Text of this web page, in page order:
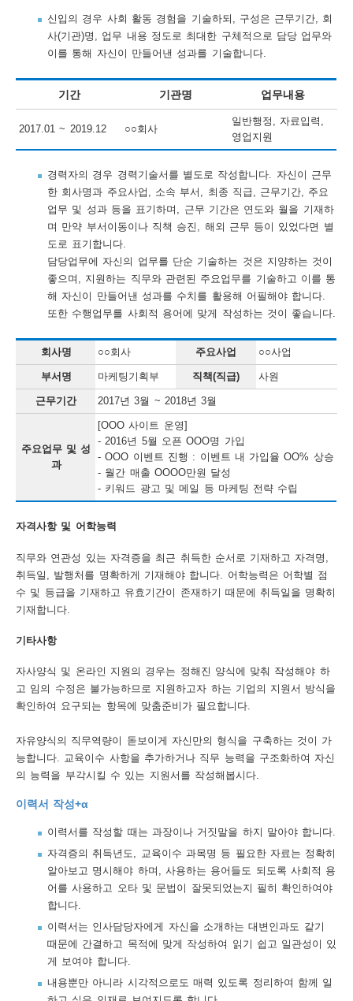
신입의 경우 사회 활동 경험을 기술하되, 구성은 근무기간, 회
사(기관)명, 업무 내용 정도로 최대한 구체적으로 담당 업무와
이를 통해 자신이 만들어낸 성과를 기술합니다.
기간 기관명 업무내용
2017.01 ~ 2019.12 ○○회사
일반행정, 자료입력,
영업지원
경력자의 경우 경력기술서를 별도로 작성합니다. 자신이 근무
한 회사명과 주요사업, 소속 부서, 최종 직급, 근무기간, 주요
업무 및 성과 등을 표기하며, 근무 기간은 연도와 월을 기재하
며 만약 부서이동이나 직책 승진, 해외 근무 등이 있었다면 별
도로 표기합니다.
담당업무에 자신의 업무를 단순 기술하는 것은 지양하는 것이
좋으며, 지원하는 직무와 관련된 주요업무를 기술하고 이를 통
해 자신이 만들어낸 성과를 수치를 활용해 어필해야 합니다.
또한 수행업무를 사회적 용어에 맞게 작성하는 것이 좋습니다.
회사명 ○○회사 주요사업 ○○사업
부서명 마케팅기획부 직책(직급) 사원
근무기간 2017년 3월 ~ 2018년 3월
주요업무 및 성
과
[OOO 사이트 운영]
- 2016년 5월 오픈 OOO명 가입
- OOO 이벤트 진행 : 이벤트 내 가입율 OO% 상승
- 월간 매출 OOOO만원 달성
- 키워드 광고 및 메일 등 마케팅 전략 수립
자격사항 및 어학능력
직무와 연관성 있는 자격증을 최근 취득한 순서로 기재하고 자격명,
취득일, 발행처를 명확하게 기재해야 합니다. 어학능력은 어학별 점
수 및 등급을 기재하고 유효기간이 존재하기 때문에 취득일을 명확히
기재합니다.
기타사항
자사양식 및 온라인 지원의 경우는 정해진 양식에 맞춰 작성해야 하
고 임의 수정은 불가능하므로 지원하고자 하는 기업의 지원서 방식을
확인하여 요구되는 항목에 맞춤준비가 필요합니다.
자유양식의 직무역량이 돋보이게 자신만의 형식을 구축하는 것이 가
능합니다. 교육이수 사항을 추가하거나 직무 능력을 구조화하여 자신
의 능력을 부각시킬 수 있는 지원서를 작성해봅시다.
이력서 작성+α
이력서를 작성할 때는 과장이나 거짓말을 하지 말아야 합니다.
자격증의 취득년도, 교육이수 과목명 등 필요한 자료는 정확히
알아보고 명시해야 하며, 사용하는 용어들도 되도록 사회적 용
어를 사용하고 오타 및 문법이 잘못되었는지 필히 확인하여야
합니다.
이력서는 인사담당자에게 자신을 소개하는 대변인과도 같기
때문에 간결하고 목적에 맞게 작성하여 읽기 쉽고 일관성이 있
게 보여야 합니다.
내용뿐만 아니라 시각적으로도 매력 있도록 정리하여 함께 일
안